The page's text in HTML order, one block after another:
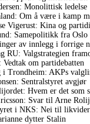
Monolittisk ledelse
Om å være i kamp
Vigerust: Kina og
Samepolitikk fra Oslo
av innlegg i forrige
RU: Valgstrategien
Vedtak om partidebatten
i Trondheim: AKPs
Sentralstyret avgjør
Hvem er det som
Svar til Arne
i NKS: Nei til
dytter Stalin